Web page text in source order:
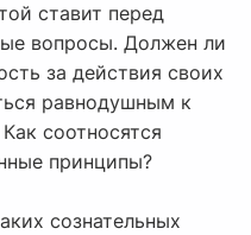
ставит перед
вопросы. Должен ли
за действия своих
равнодушным к
соотносятся
принципы?
сознательных